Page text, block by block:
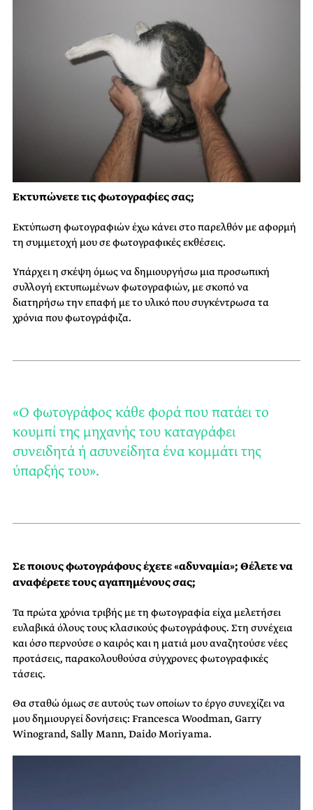
Εκτυπώνετε τις φωτογραφίες σας;
Εκτύπωση φωτογραφιών έχω κάνει στο παρελθόν με αφορμή
τη συμμετοχή μου σε φωτογραφικές εκθέσεις.
Υπάρχει η σκέψη όμως να δημιουργήσω μια προσωπική
συλλογή εκτυπωμένων φωτογραφιών, με σκοπό να
διατηρήσω την επαφή με το υλικό που συγκέντρωσα τα
χρόνια που φωτογράφιζα.
«Ο φωτογράφος κάθε φορά που πατάει το
κουμπί της μηχανής του καταγράφει
συνειδητά ή ασυνείδητα ένα κομμάτι της
ύπαρξής του».
Σε ποιους φωτογράφους έχετε «αδυναμία»; Θέλετε να
αναφέρετε τους αγαπημένους σας;
Τα πρώτα χρόνια τριβής με τη φωτογραφία είχα μελετήσει
ευλαβικά όλους τους κλασικούς φωτογράφους. Στη συνέχεια
και όσο περνούσε ο καιρός και η ματιά μου αναζητούσε νέες
προτάσεις, παρακολουθούσα σύγχρονες φωτογραφικές
τάσεις.
Θα σταθώ όμως σε αυτούς των οποίων το έργο συνεχίζει να
μου δημιουργεί δονήσεις: Francesca Woodman, Garry
Winogrand, Sally Mann, Daido Moriyama.